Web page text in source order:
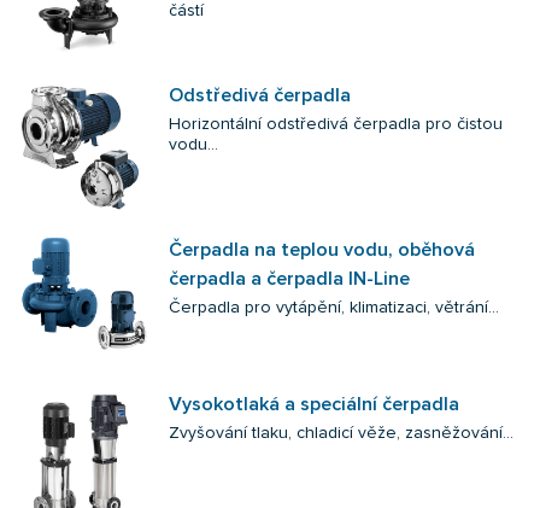
částí
Odstředivá čerpadla
Horizontální odstředivá čerpadla pro čistou
vodu...
Čerpadla na teplou vodu, oběhová
čerpadla a čerpadla IN-Line
Čerpadla pro vytápění, klimatizaci, větrání...
Vysokotlaká a speciální čerpadla
Zvyšování tlaku, chladicí věže, zasněžování...